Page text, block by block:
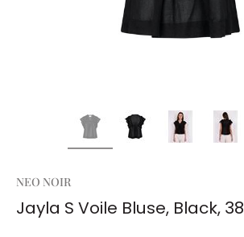
NEO NOIR
Jayla S Voile Bluse, Black, 38